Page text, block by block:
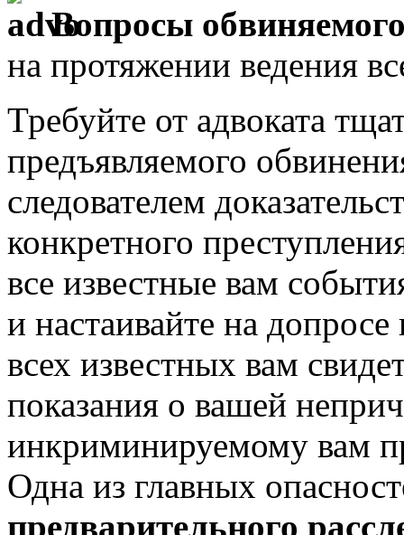
Вопросы
на протяжении ведения
Требуйте от адвоката
предъявляемого
следователем
конкретного
все известные вам
и настаивайте на
всех известных вам
показания о вашей
инкриминируемому вам
Одна из главных
предварительного